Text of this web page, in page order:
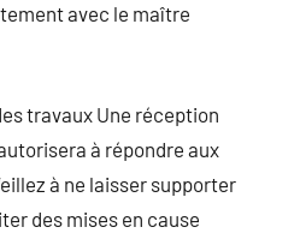
avec le maître
travaux Une réception
à répondre aux
à ne laisser supporter
des mises en cause